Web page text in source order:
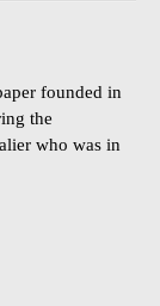
founded in
the
who was in